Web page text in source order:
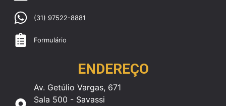
(31) 97522-8881
Formulário
ENDEREÇO
Av. Getúlio Vargas, 671
Sala 500 - Savassi